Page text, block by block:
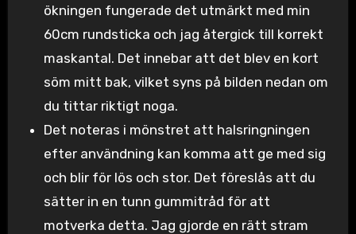
ökningen fungerade det utmärkt med min
60cm rundsticka och jag återgick till korrekt
maskantal. Det innebar att det blev en kort
söm mitt bak, vilket syns på bilden nedan om
du tittar riktigt noga.
Det noteras i mönstret att halsringningen
efter användning kan komma att ge med sig
och blir för lös och stor. Det föreslås att du
sätter in en tunn gummitråd för att
motverka detta. Jag gjorde en rätt stram